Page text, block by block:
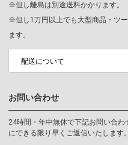
※但し離島は別途送料かかります。
※但し1万円以上でも大型商品・ツ
ます。
配送について
お問い合わせ
24時間・年中無休で下記お問い合
にできる限り早くご返信いたします